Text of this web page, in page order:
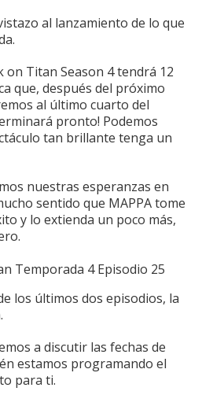
al lanzamiento de lo que
on Titan Season 4 tendrá 12
que, después del próximo
al último cuarto del
pronto! Podemos
tan brillante tenga un
nuestras esperanzas en
sentido que MAPPA tome
y lo extienda un poco más,
los últimos dos episodios, la
a discutir las fechas de
estamos programando el
para ti.